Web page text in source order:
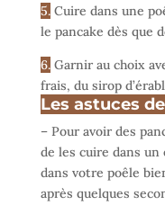
5.Cuire dans une
le pancake dès que
6.Garnir au choix
frais, du sirop
Les astuces
– Pour avoir des
de les cuire dans
dans votre poêle
après quelques